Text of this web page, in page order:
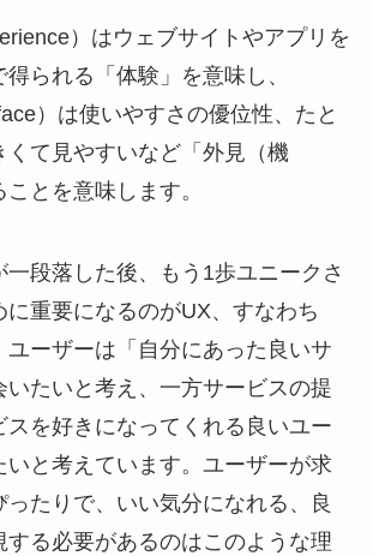
）はウェブサイトやアプリを
られる「体験」を意味し、
）は使いやすさの優位性、たと
くて見やすいなど「外見（機
とを意味します。
段落した後、もう1歩ユニークさ
に重要になるのがUX、すなわち
ユーザーは「自分にあった良いサ
いたいと考え、一方サービスの提
スを好きになってくれる良いユー
いと考えています。ユーザーが求
たりで、いい気分になれる、良
する必要があるのはこのような理